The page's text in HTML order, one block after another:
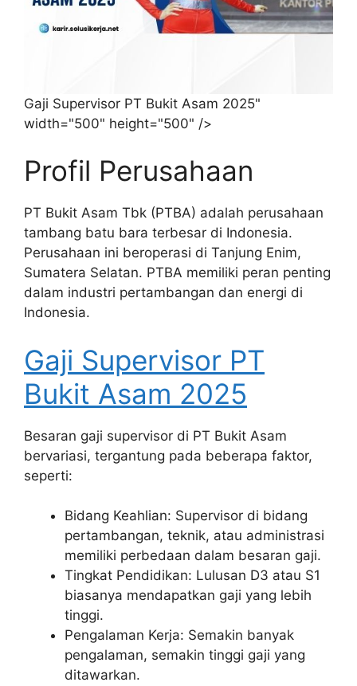
Gaji Supervisor PT Bukit Asam 2025"
width="500" height="500" />
Profil Perusahaan
PT Bukit Asam Tbk (PTBA) adalah perusahaan
tambang batu bara terbesar di Indonesia.
Perusahaan ini beroperasi di Tanjung Enim,
Sumatera Selatan. PTBA memiliki peran penting
dalam industri pertambangan dan energi di
Indonesia.
Gaji Supervisor PT
Bukit Asam 2025
Besaran gaji supervisor di PT Bukit Asam
bervariasi, tergantung pada beberapa faktor,
seperti:
Bidang Keahlian: Supervisor di bidang
pertambangan, teknik, atau administrasi
memiliki perbedaan dalam besaran gaji.
Tingkat Pendidikan: Lulusan D3 atau S1
biasanya mendapatkan gaji yang lebih
tinggi.
Pengalaman Kerja: Semakin banyak
pengalaman, semakin tinggi gaji yang
ditawarkan.